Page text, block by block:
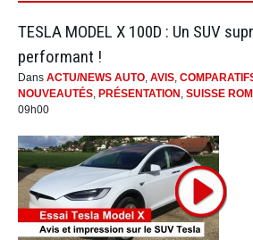
TESLA MODEL X 100D : Un SUV
performant !
Dans ACTU/NEWS AUTO, AVIS,
NOUVEAUTÉS, PRÉSENTATION , SUISSE
09h00